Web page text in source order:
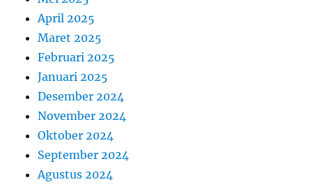
April 2025
Maret 2025
Februari 2025
Januari 2025
Desember 2024
November 2024
Oktober 2024
September 2024
Agustus 2024